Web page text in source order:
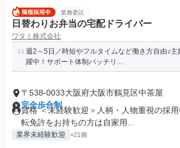
業務委託
日替わりお弁当の宅配ドライバー
ワタミ株式会社
週2～5日／時短やフルタイムなど働き方自由♪
躍中！サポート体制バッチリ...
〒538-0033大阪府大阪市鶴見区中茶屋
完全歩合制
資格 ＜未経験歓迎＞人柄・人物重視の採
転免許をお持ちの方は自家用...
業界未経験歓迎 +21個